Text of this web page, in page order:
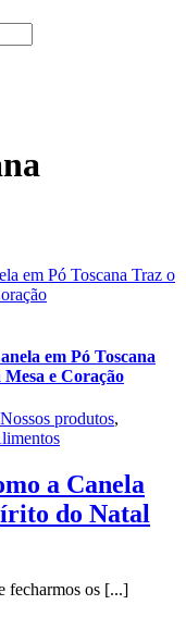
em Pó Toscana Traz o
em Pó Toscana
e Coração
Nossos produtos,
a Canela
do Natal
fecharmos os [...]